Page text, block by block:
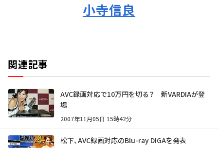
小寺信良
関連記事
AVC録画対応で10万円を切る？ 新VARDIAが登
場
2007年11月05日 15時42分
松下、AVC録画対応のBlu-ray DIGAを発表